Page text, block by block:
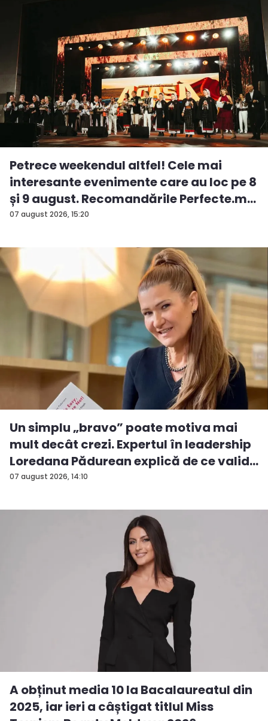
07 august 2026, 15:20
Petrece weekendul altfel! Cele mai
interesante evenimente care au loc pe 8
și 9 august. Recomandările Perfecte.m...
07 august 2026, 14:10
Un simplu „bravo” poate motiva mai
mult decât crezi. Expertul în leadership
Loredana Pădurean explică de ce valid...
A obținut media 10 la Bacalaureatul din
2025, iar ieri a câștigat titlul Miss